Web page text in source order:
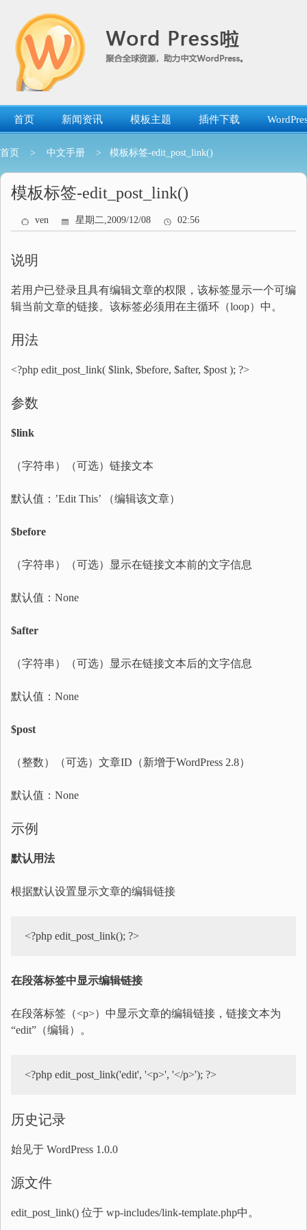
首页 新闻资讯 模板主题 插件下载
首页 > 中文手册 > 模板标签-edit_post_link()
模板标签-edit_post_link()
ven 星期二,2009/12/08 02:56
说明
若用户已登录且具有编辑文章的权限，该标签显示一个可编
辑当前文章的链接。该标签必须用在主循环（loop）中。
用法
<?php edit_post_link( $link, $before, $after, $post ); ?>
参数
$link
（字符串）（可选）链接文本
默认值：’Edit This’ （编辑该文章）
$before
（字符串）（可选）显示在链接文本前的文字信息
默认值：None
$after
（字符串）（可选）显示在链接文本后的文字信息
默认值：None
$post
（整数）（可选）文章ID（新增于WordPress 2.8）
默认值：None
示例
默认用法
根据默认设置显示文章的编辑链接
<?php edit_post_link(); ?>
在段落标签中显示编辑链接
在段落标签（<p>）中显示文章的编辑链接，链接文本为
“edit”（编辑）。
历史记录
始见于 WordPress 1.0.0
源文件
edit_post_link() 位于 wp-includes/link-template.php中。